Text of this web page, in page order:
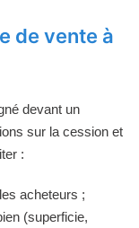
de vente à
devant un
sur la cession et
:
acheteurs ;
(superficie,